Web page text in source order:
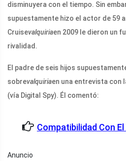
disminuyera con el tiempo. Sin
supuestamente hizo el actor de 59
Cruisevalquiriaen 2009 le dieron un
rivalidad.
El padre de seis hijos
sobrevalquiriaen una entrevista con
(vía Digital Spy). Él comentó:
Compatibilidad Con
Anuncio